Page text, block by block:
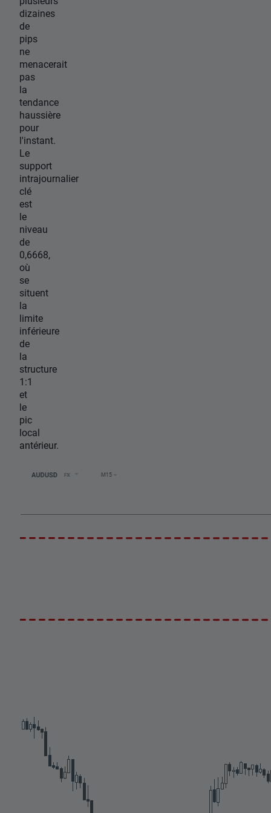
dizaines
de
pips
ne
menacerait
pas
la
tendance
haussière
pour
l'instant.
Le
support
intrajournalier
clé
est
le
niveau
de
0,6668,
où
se
situent
la
limite
inférieure
de
la
structure
1:1
et
le
pic
local
antérieur.